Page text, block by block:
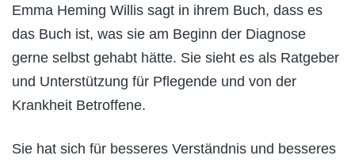
Emma Heming Willis sagt in ihrem Buch, dass es
das Buch ist, was sie am Beginn der Diagnose
gerne selbst gehabt hätte. Sie sieht es als Ratgeber
und Unterstützung für Pflegende und von der
Krankheit Betroffene.
Sie hat sich für besseres Verständnis und besseres